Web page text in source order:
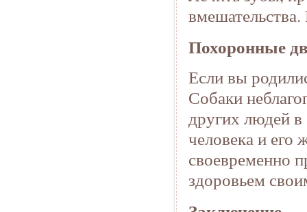
Похоронные
Если вы
Собаки
других людей в
человека и
своевременно
здоровьем